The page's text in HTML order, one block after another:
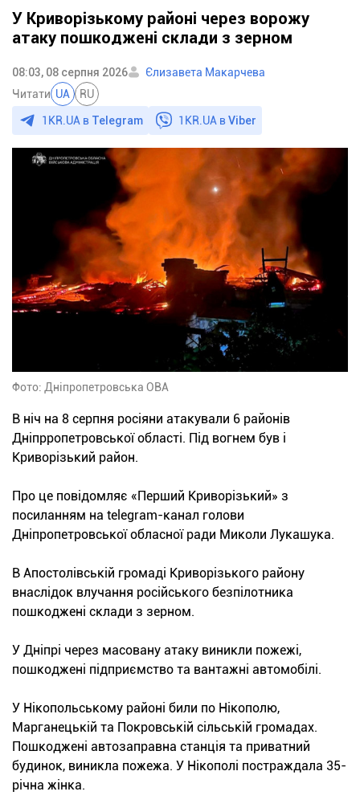
У Криворізькому районі через ворожу
атаку пошкоджені склади з зерном
08:03, 08 серпня 2026
Єлизавета Макарчева
Читати UA RU
1KR.UA в Telegram 1KR.UA вViber
Фото: Дніпропетровська ОВА
В ніч на 8 серпня росіяни атакували 6 районів
Дніпрропетровської області. Під вогнем був і
Криворізький район.
Про це повідомляє «Перший Криворізький» з
посиланням на telegram-канал голови
Дніпропетровської обласної ради Миколи Лукашука.
В Апостолівській громаді Криворізького району
внаслідок влучання російського безпілотника
пошкоджені склади з зерном.
У Дніпрі через масовану атаку виникли пожежі,
пошкоджені підприємство та вантажні автомобілі.
У Нікопольському районі били по Нікополю,
Марганецькій та Покровській сільській громадах.
Пошкоджені автозаправна станція та приватний
будинок, виникла пожежа. У Нікополі постраждала 35-
річна жінка.